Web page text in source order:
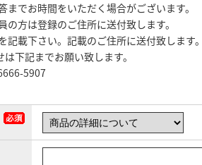
でお時間をいただく場合がございます。
方は登録のご住所に送付致します。
載下さい。記載のご住所に送付致します。
下記までお願い致します。
5907